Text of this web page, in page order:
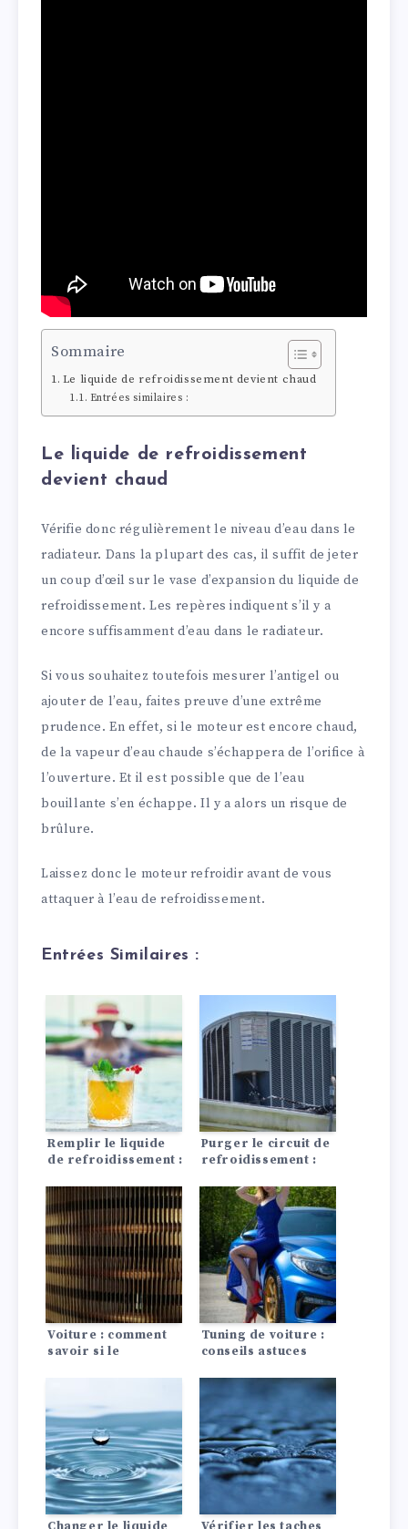
Sommaire
Le liquide de refroidissement devient chaud
Entrées similaires :
Le liquide de refroidissement
devient chaud
Vérifie donc régulièrement le niveau d’eau dans le
radiateur. Dans la plupart des cas, il suffit de jeter
un coup d’œil sur le vase d’expansion du liquide de
refroidissement. Les repères indiquent s’il y a
encore suffisamment d’eau dans le radiateur.
Si vous souhaitez toutefois mesurer l’antigel ou
ajouter de l’eau, faites preuve d’une extrême
prudence. En effet, si le moteur est encore chaud,
de la vapeur d’eau chaude s’échappera de l’orifice à
l’ouverture. Et il est possible que de l’eau
bouillante s’en échappe. Il y a alors un risque de
brûlure.
Laissez donc le moteur refroidir avant de vous
attaquer à l’eau de refroidissement.
Entrées Similaires :
Remplir le liquide
de refroidissement :
Purger le circuit de
refroidissement :
bien purger le
circuit de
refroidissement !
Voiture : comment
savoir si le
Tuning de voiture :
conseils astuces